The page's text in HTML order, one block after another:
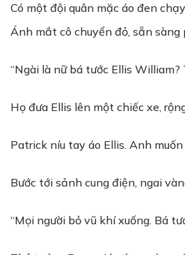
Có một đội quân mặc áo đen
Ánh mắt cô chuyển đỏ, sẵn sàng
“Ngài là nữ bá tước Ellis
Họ đưa Ellis lên một chiếc xe,
Patrick níu tay áo Ellis. Anh
Bước tới sảnh cung điện, ngai
“Mọi người bỏ vũ khí xuống. Bá